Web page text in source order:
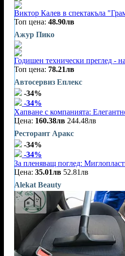
Виктор Калев в спектакъла
Топ цена: 48.90лв
Ажур Пико
Годишен технически преглед -
Топ цена: 78.21лв
Автосервиз Еплекс
-34%
-34%
Хапване с компанията:
Цена: 160.38лв 244.48лв
Ресторант Аракс
-34%
-34%
За пленяващ поглед:
Цена: 35.01лв 52.81лв
Alekat Beauty